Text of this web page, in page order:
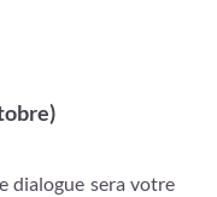
dialogue sera votre